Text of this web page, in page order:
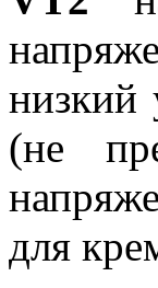
низкий
(не
для